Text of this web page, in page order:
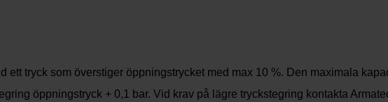
ett tryck som överstiger öppningstrycket med max 10 %. Den maximala
öppningstryck + 0,1 bar. Vid krav på lägre tryckstegring kontakta